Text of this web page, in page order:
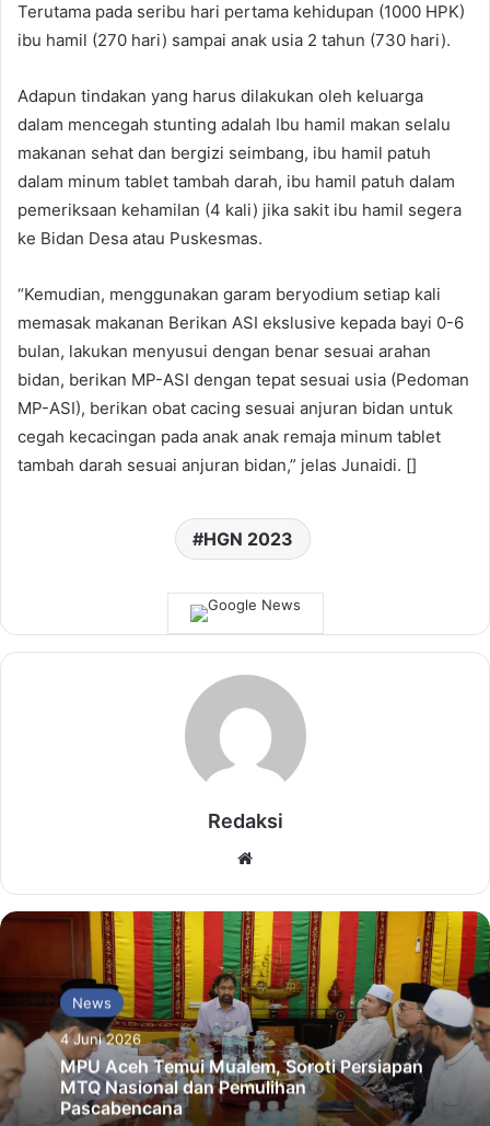
Terutama pada seribu hari pertama kehidupan (1000 HPK)
ibu hamil (270 hari) sampai anak usia 2 tahun (730 hari).
Adapun tindakan yang harus dilakukan oleh keluarga
dalam mencegah stunting adalah Ibu hamil makan selalu
makanan sehat dan bergizi seimbang, ibu hamil patuh
dalam minum tablet tambah darah, ibu hamil patuh dalam
pemeriksaan kehamilan (4 kali) jika sakit ibu hamil segera
ke Bidan Desa atau Puskesmas.
“Kemudian, menggunakan garam beryodium setiap kali
memasak makanan Berikan ASI ekslusive kepada bayi 0-6
bulan, lakukan menyusui dengan benar sesuai arahan
bidan, berikan MP-ASI dengan tepat sesuai usia (Pedoman
MP-ASI), berikan obat cacing sesuai anjuran bidan untuk
cegah kecacingan pada anak anak remaja minum tablet
tambah darah sesuai anjuran bidan,” jelas Junaidi. []
HGN 2023
Redaksi
News
4 Juni 2026
MPU Aceh Temui Mualem, Soroti Persiapan
MTQ Nasional dan Pemulihan
Pascabencana